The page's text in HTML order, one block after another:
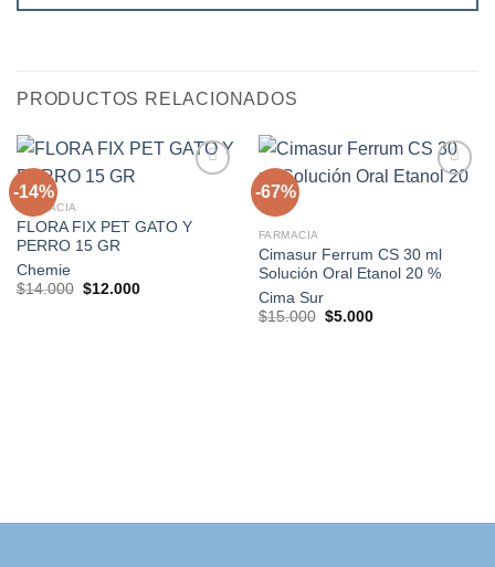
PRODUCTOS RELACIONADOS
-14%
Agregar
FARMACIA
FLORA FIX PET GATO Y
PERRO 15 GR
Chemie
$14.000 El
$12.000El
-67%
lista de
deseos
FARMACIA
Cimasur Ferrum CS 30 ml
Solución Oral Etanol 20 %
Cima Sur
$15.000 El
$5.000El